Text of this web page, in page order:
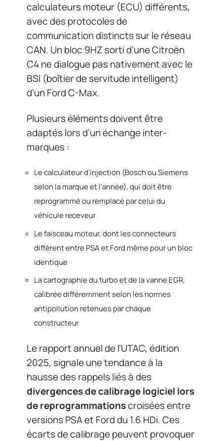
calculateurs moteur (ECU) différents,
avec des protocoles de
communication distincts sur le réseau
CAN. Un bloc 9HZ sorti d’une Citroën
C4 ne dialogue pas nativement avec le
BSI (boîtier de servitude intelligent)
d’un Ford C-Max.
Plusieurs éléments doivent être
adaptés lors d’un échange inter-
marques :
Le calculateur d’injection (Bosch ou Siemens
selon la marque et l’année), qui doit être
reprogrammé ou remplacé par celui du
véhicule receveur
Le faisceau moteur, dont les connecteurs
diffèrent entre PSA et Ford même pour un bloc
identique
La cartographie du turbo et de la vanne EGR,
calibrée différemment selon les normes
antipollution retenues par chaque
constructeur
Le rapport annuel de l’UTAC, édition
2025, signale une tendance à la
hausse des rappels liés à des
divergences de calibrage logiciel lors
de reprogrammationscroisées entre
versions PSA et Ford du 1.6 HDi. Ces
écarts de calibrage peuvent provoquer